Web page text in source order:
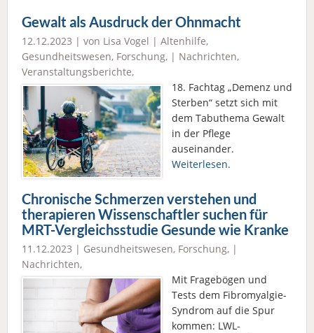
Gewalt als Ausdruck der Ohnmacht
12.12.2023 | von Lisa Vogel | Altenhilfe,
Gesundheitswesen, Forschung, | Nachrichten,
Veranstaltungsberichte,
18. Fachtag „Demenz und
Sterben“ setzt sich mit
dem Tabuthema Gewalt
in der Pflege
auseinander.
Weiterlesen.
Chronische Schmerzen verstehen und
therapieren Wissenschaftler suchen für
MRT-Vergleichsstudie Gesunde wie Kranke
11.12.2023 | Gesundheitswesen, Forschung, |
Nachrichten,
Mit Fragebögen und
Tests dem Fibromyalgie-
Syndrom auf die Spur
kommen: LWL-